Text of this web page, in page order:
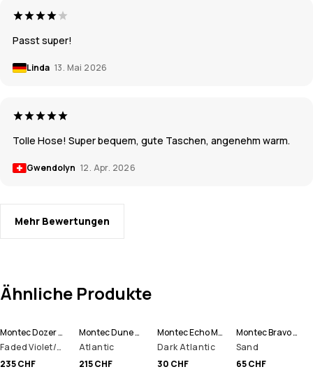
Passt super!
Linda 13. Mai 2026
Tolle Hose! Super bequem, gute Taschen, angenehm warm.
Gwendolyn 12. Apr. 2026
Mehr Bewertungen
Ähnliche Produkte
Montec Dozer W Snowboardhose Damen
Faded Violet/Black
235 CHF
Montec Dune W Skijacke Damen
Atlantic
215 CHF
Montec Echo Mütze
Dark Atlantic
30 CHF
Montec Bravo W Fleecepullover Damen
Sand
65 CHF